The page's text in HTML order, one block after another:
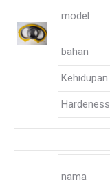
model
bahan
Kehidupan
Hardeness
nama